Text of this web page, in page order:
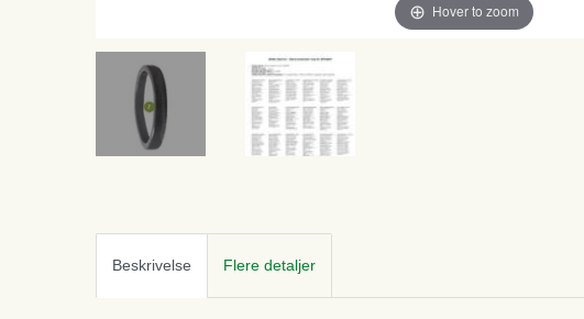
Hover to zoom
Beskrivelse Flere detaljer